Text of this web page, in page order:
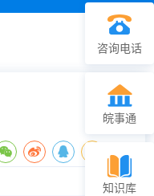
咨询电话
皖事通
知识库